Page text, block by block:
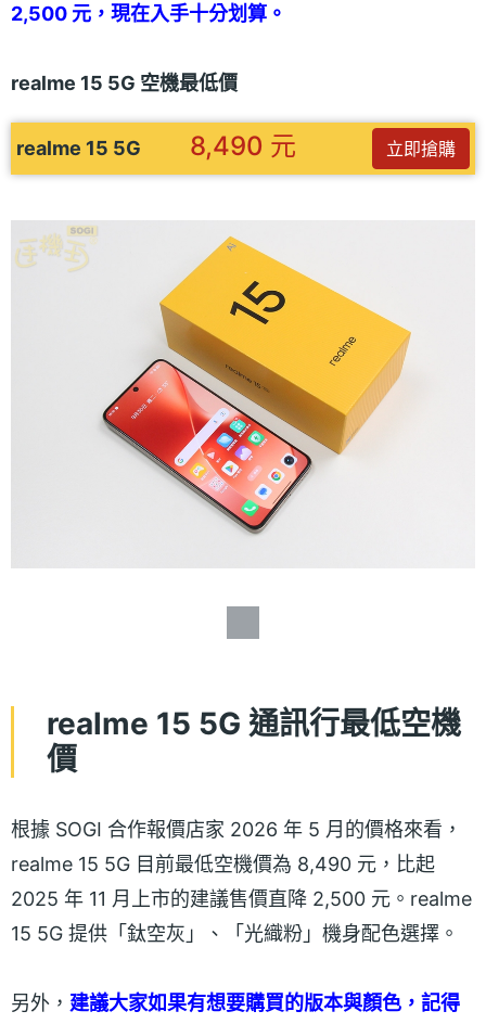
2,500 元，現在入手十分划算。
realme 15 5G 空機最低價
realme 15 5G 8,490 元 立即搶購
realme 15 5G 通訊行最低空機
價
根據 SOGI 合作報價店家 2026 年 5 月的價格來看，
realme 15 5G 目前最低空機價為 8,490 元，比起
2025 年 11 月上市的建議售價直降 2,500 元。realme
15 5G 提供「鈦空灰」、「光織粉」機身配色選擇。
另外， 建議大家如果有想要購買的版本與顏色，記得